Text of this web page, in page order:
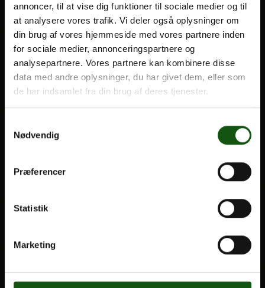
annoncer, til at vise dig funktioner til sociale medier og til
at analysere vores trafik. Vi deler også oplysninger om
din brug af vores hjemmeside med vores partnere inden
for sociale medier, annonceringspartnere og
analysepartnere. Vores partnere kan kombinere disse
data med andre oplysninger, du har givet dem, eller som
de har indsamlet fra din brug af deres tjenester.
Nødvendig
Præferencer
Statistik
Marketing
Vores uddannelser
Om E.G.
BLIV ELEV
Til forældre
VORES UDDANNELSER
Alle fag og valgfag